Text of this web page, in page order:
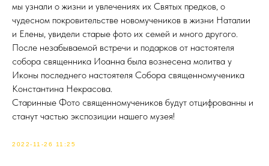
мы узнали о жизни и увлечениях их Святых предков, о
чудесном покровительстве новомучеников в жизни Наталии
и Елены, увидели старые фото их семей и много другого.
После незабываемой встречи и подарков от настоятеля
собора священника Иоанна была вознесена молитва у
Иконы последнего настоятеля Собора священномученика
Константина Некрасова.
Старинные Фото священномучеников будут отцифрованны и
станут частью экспозиции нашего музея!
2022-11-26 11:25